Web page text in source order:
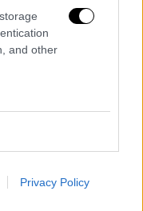
and other
Privacy Policy
το
ένας
και του «Air»,
της Nike να
(Michael